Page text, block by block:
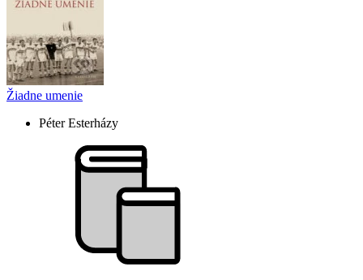
Žiadne umenie
Péter Esterházy